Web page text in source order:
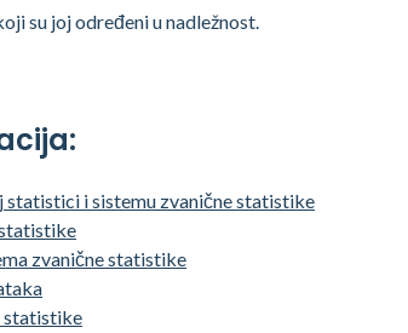
su joj određeni u nadležnost.
statistici i sistemu zvanične statistike
zvanične statistike
statistike